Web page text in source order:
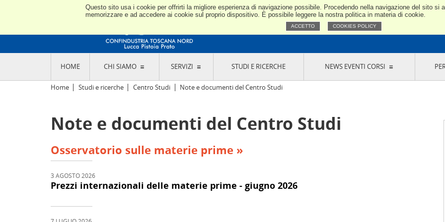
Questo sito usa i cookie per offrirti la migliore esperienza di navigazione possibile. Procedendo nella navigazione del sito si
memorizzare e ad accedere ai cookie sul proprio dispositivo. È possibile leggere la nostra politica in materia di cookie.
ACCETTO COOKIES POLICY
Confindustria Toscana Nord
HOME CHI SIAMO
L'ASSOCIAZIONE
CODICE ETICO E DEI VALORI ASSOCIATIVI
TRASPARENZA CONTRIBUTI PUBBLICI
L'INDUSTRIA E IL TERRITORIO DI LUCCA,
PISTOIA E PRATO
SEDI E CONTATTI
ABOUT US
GOVERNANCE
SEZIONI MERCEOLOGICHE
DESIGNAZIONE
ORGANI DI CONTROLLO
GIOVANI IMPRENDITORI
RAPPRESENTANZE IN ENTI ESTERNI
SERVIZI
RISERVATI AI SOCI
STUDI E RICERCHE NEWS EVENTI CORSI
NEWS
Home Studi e ricerche Centro Studi Note e documenti del Centro Studi
Note e documenti del Centro Studi
Osservatorio sulle materie prime »
3 AGOSTO 2026
Prezzi internazionali delle materie prime - giugno 2026